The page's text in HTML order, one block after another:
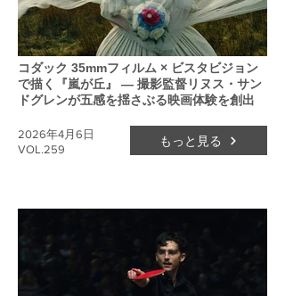
コダック 35mmフィルム × ビスタビジョン
で描く『嵐が丘』 ― 撮影監督リヌス・サン
ドグレンが五感を揺さぶる映画体験を創出
VOL.259
2026年4月6日 もっと見る